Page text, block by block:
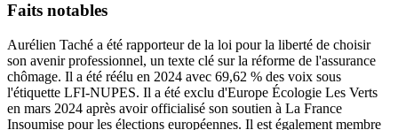
Faits notables
Aurélien Taché a été rapporteur de la loi pour la liberté de choisir
son avenir professionnel, un texte clé sur la réforme de l'assurance
chômage. Il a été réélu en 2024 avec 69,62 % des voix sous
l'étiquette LFI-NUPES. Il a été exclu d'Europe Écologie Les Verts
en mars 2024 après avoir officialisé son soutien à La France
Insoumise pour les élections européennes. Il est également membre